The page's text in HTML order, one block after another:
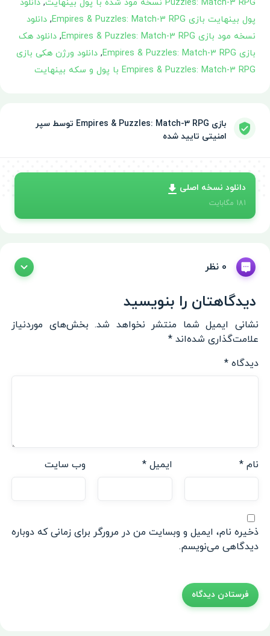
Puzzles: Match-3 RPG نسخه مود شده با پول بینهایت , دانلود
پول بینهایت بازی Empires & Puzzles: Match-3 RPG
, دانلود
نسخه مود بازی Empires & Puzzles: Match-3 RPG
, دانلود هک
بازی Empires & Puzzles: Match-3 RPG
, دانلود ورژن هکی بازی
Empires & Puzzles: Match-3 RPG با پول و سکه بینهایت
بازی Empires & Puzzles: Match-3 RPG توسط سپر
امنیتی تایید شده
دانلود نسخه اصلی
181 مگابایت
0 نظر
دیدگاهتان را بنویسید
نشانی ایمیل شما منتشر نخواهد شد. بخش‌های موردنیاز
علامت‌گذاری شده‌اند *
دیدگاه *
نام * ایمیل* وب‌ سایت
ذخیره نام، ایمیل و وبسایت من در مرورگر برای زمانی که دوباره
دیدگاهی می‌نویسم.